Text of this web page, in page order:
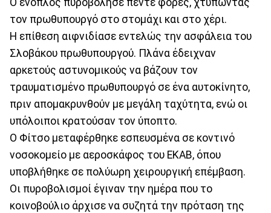
τον πρωθυπουργό στο στομάχι και στο χέρι.
Η επίθεση αιφνιδίασε εντελώς την ασφάλεια του
Σλοβάκου πρωθυπουργού. Πλάνα έδειχναν
αρκετούς αστυνομικούς να βάζουν τον
τραυματισμένο πρωθυπουργό σε ένα αυτοκίνητο,
πριν απομακρυνθούν με μεγάλη ταχύτητα, ενώ οι
υπόλοιποι κρατούσαν τον ύποπτο.
Ο Φίτσο μεταφέρθηκε εσπευσμένα σε κοντινό
νοσοκομείο με αεροσκάφος του ΕΚΑΒ, όπου
υποβλήθηκε σε πολύωρη χειρουργική επέμβαση.
Οι πυροβολισμοί έγιναν την ημέρα που το
κοινοβούλιο άρχισε να συζητά την πρόταση της